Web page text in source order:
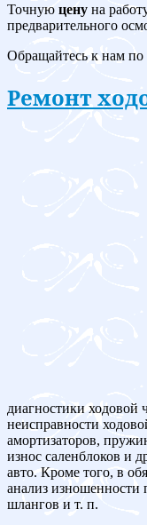
Точную цену на
предварительного
Обращайтесь к нам по
Ремонт
диагностики
неисправности
амортизаторов,
износ саленблоков и
авто. Кроме того, в
анализ
шлангов и т. п.